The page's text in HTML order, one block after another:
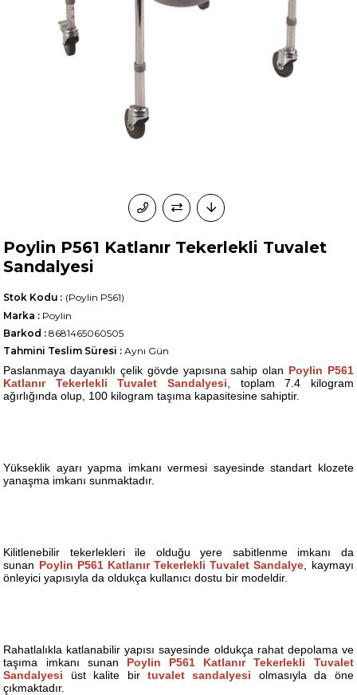
Poylin P561 Katlanır Tekerlekli Tuvalet
Sandalyesi
(Poylin P561)
Stok Kodu
Marka : Poylin
Barkod : 8681465060505
Tahmini Teslim Süresi : Aynı Gün
Paslanmaya dayanıklı çelik gövde yapısına sahip olan Poylin P561
Katlanır Tekerlekli Tuvalet Sandalyesi , toplam 7.4 kilogram
ağırlığında olup, 100 kilogram taşıma kapasitesine sahiptir.
Yükseklik ayarı yapma imkanı vermesi sayesinde standart klozete
yanaşma imkanı sunmaktadır.
Kilitlenebilir tekerlekleri ile olduğu yere sabitlenme imkanı da
sunan Poylin P561 Katlanır Tekerlekli Tuvalet Sandalye , kaymayı
önleyici yapısıyla da oldukça kullanıcı dostu bir modeldir.
Rahatlalıkla katlanabilir yapısı sayesinde oldukça rahat depolama ve
taşıma imkanı sunan Poylin P561 Katlanır Tekerlekli Tuvalet
Sandalyesi üst kalite bir tuvalet sandalyesi olmasıyla da öne
çıkmaktadır.